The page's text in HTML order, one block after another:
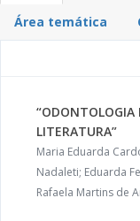
Área temática
“ODONTOLOGIA
LITERATURA”
Maria Eduarda
Nadaleti; Eduarda
Rafaela Martins de